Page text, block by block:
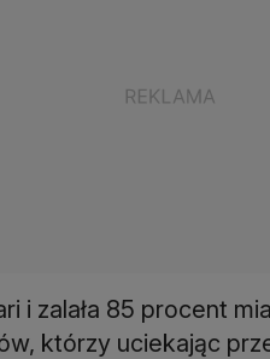
i zalała 85 procent
którzy uciekając